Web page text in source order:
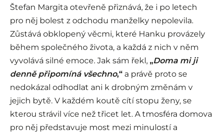
Štefan Margita otevřeně přiznává, že i po letech
pro něj bolest z odchodu manželky nepolevila.
Zůstává obklopený věcmi, které Hanku provázely
během společného života, a každá z nich v něm
vyvolává silné emoce. Jak sám řekl, „Doma mi ji
denně připomíná všechno,“ a právě proto se
nedokázal odhodlat ani k drobným změnám v
jejich bytě. V každém koutě cítí stopu ženy, se
kterou strávil více než třicet let. A tmosféra domova
pro něj představuje most mezi minulostí a